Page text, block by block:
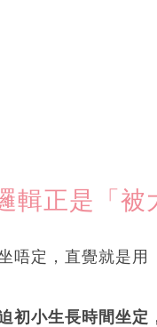
輯正是「被
唔定，直覺就是
迫初小生長時間坐